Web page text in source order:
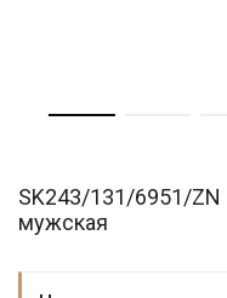
SK243/131/6951/ZN
мужская